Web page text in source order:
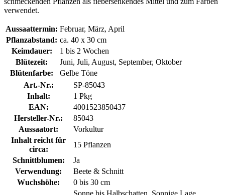
verwendet.
Aussaattermin: Februar, März, April
Pflanzabstand: ca. 40 x 30 cm
Keimdauer:
1 bis 2 Wochen
Blütezeit:
Juni, Juli, August, September, Oktober
Blütenfarbe:
Gelbe Töne
Art.-Nr.:
SP-85043
Inhalt:
1 Pkg
EAN:
4001523850437
Hersteller-Nr.:
85043
Aussaatort:
Vorkultur
Inhalt reicht für
circa:
15 Pflanzen
Schnittblumen:
Ja
Verwendung:
Beete & Schnitt
Wuchshöhe:
0 bis 30 cm
Sonne bis Halbschatten, Sonnige Lage,